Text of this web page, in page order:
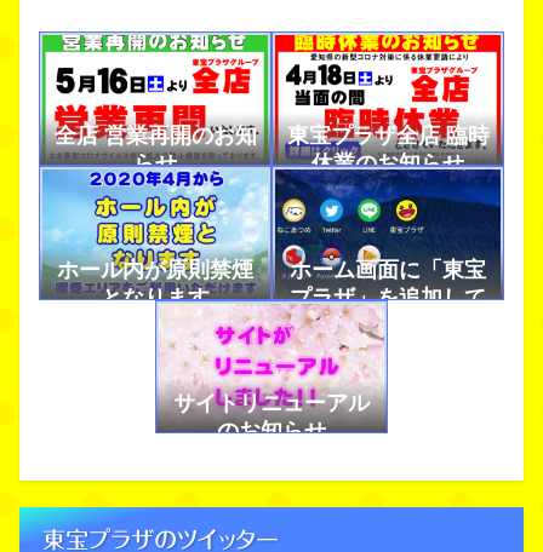
全店 営業再開のお知
らせ
東宝プラザ全店 臨時
休業のお知らせ
ホール内が原則禁煙
となります
ホーム画面に「東宝
プラザ」を追加して
アプリのように使お
う！
サイトリニューアル
のお知らせ
東宝プラザのツイッター